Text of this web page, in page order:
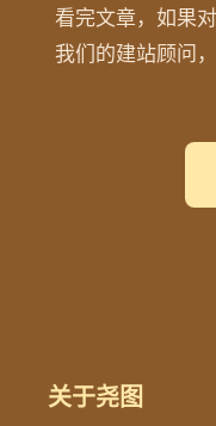
看完文章，如果
我们的建站顾问
关于尧图